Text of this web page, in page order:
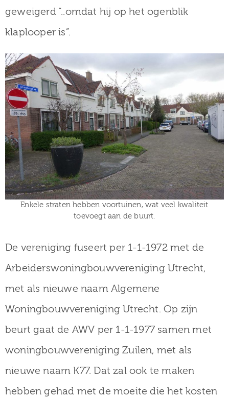
geweigerd “..omdat hij op het ogenblik
klaplooper is”.
Enkele straten hebben voortuinen, wat veel kwaliteit
toevoegt aan de buurt.
De vereniging fuseert per 1-1-1972 met de
Arbeiderswoningbouwvereniging Utrecht,
met als nieuwe naam Algemene
Woningbouwvereniging Utrecht. Op zijn
beurt gaat de AWV per 1-1-1977 samen met
woningbouwvereniging Zuilen, met als
nieuwe naam K77. Dat zal ook te maken
hebben gehad met de moeite die het kosten